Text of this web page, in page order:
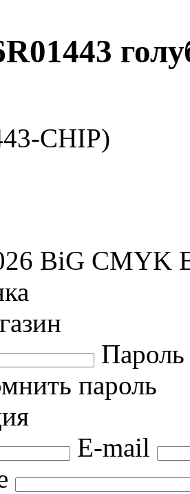
CHIP)
BiG CMYK
Пароль
пароль
E-mail